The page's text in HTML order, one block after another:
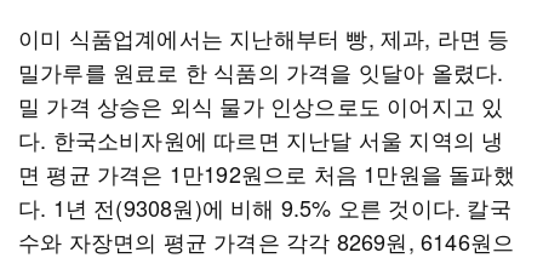
이미 식품업계에서는 지난해부터 빵, 제과, 라면 등
밀가루를 원료로 한 식품의 가격을 잇달아 올렸다.
밀 가격 상승은 외식 물가 인상으로도 이어지고 있
다. 한국소비자원에 따르면 지난달 서울 지역의 냉
면 평균 가격은 1만192원으로 처음 1만원을 돌파했
다. 1년 전(9308원)에 비해 9.5% 오른 것이다. 칼국
수와 자장면의 평균 가격은 각각 8269원, 6146원으